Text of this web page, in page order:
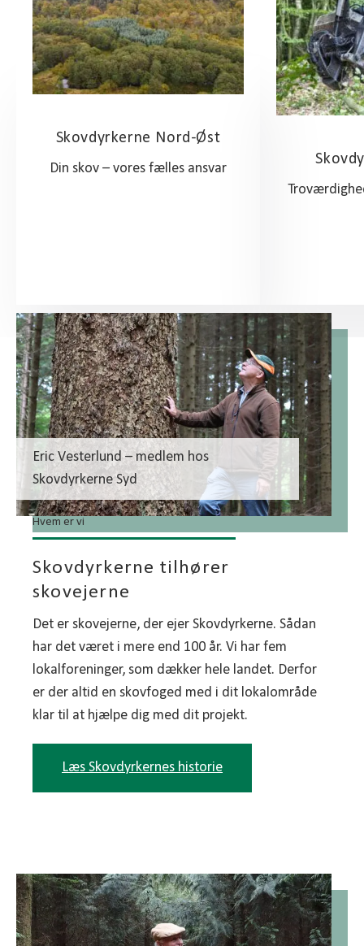
Skovdyrkerne Nord-Øst
Din skov – vores fælles ansvar
Hvem er vi
Skovdyrkerne tilhører
skovejerne
Det er skovejerne, der ejer Skovdyrkerne. Sådan
har det været i mere end 100 år. Vi har fem
lokalforeninger, som dækker hele landet. Derfor
er der altid en skovfoged med i dit lokalområde
klar til at hjælpe dig med dit projekt.
Læs Skovdyrkernes historie
Eric Vesterlund – medlem hos
Skovdyrkerne Syd